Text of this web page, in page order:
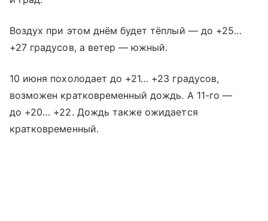
Воздух при этом днём будет тёплый — до +25…
+27 градусов, а ветер — южный.
10 июня похолодает до +21… +23 градусов,
возможен кратковременный дождь. А 11-го —
до +20… +22. Дождь также ожидается
кратковременный.